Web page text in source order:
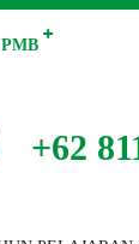
PMB
+62